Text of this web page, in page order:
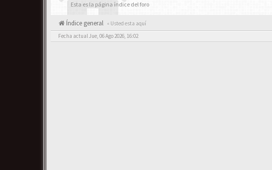
Esta es la página índice del foro
Índice general « Usted esta aquí
Fecha actual Jue, 06 Ago 2026, 16:02